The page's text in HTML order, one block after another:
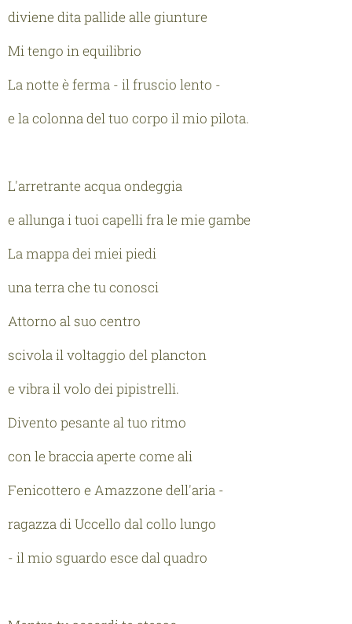
diviene dita pallide alle giunture
Mi tengo in equilibrio
La notte è ferma - il fruscio lento -
e la colonna del tuo corpo il mio pilota.
L'arretrante acqua ondeggia
e allunga i tuoi capelli fra le mie gambe
La mappa dei miei piedi
una terra che tu conosci
Attorno al suo centro
scivola il voltaggio del plancton
e vibra il volo dei pipistrelli.
Divento pesante al tuo ritmo
con le braccia aperte come ali
Fenicottero e Amazzone dell'aria -
ragazza di Uccello dal collo lungo
- il mio sguardo esce dal quadro